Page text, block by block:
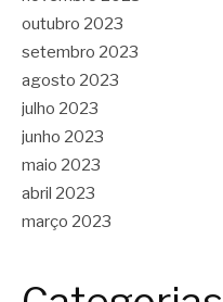
outubro 2023
setembro 2023
agosto 2023
julho 2023
junho 2023
maio 2023
abril 2023
março 2023